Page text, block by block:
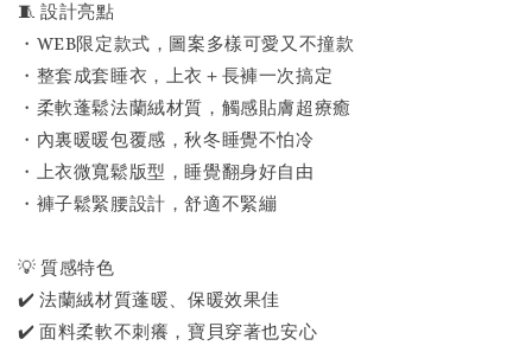
🧵 設計亮點
・WEB限定款式，圖案多樣可愛又不撞款
・整套成套睡衣，上衣＋長褲一次搞定
・柔軟蓬鬆法蘭絨材質，觸感貼膚超療癒
・內裏暖暖包覆感，秋冬睡覺不怕冷
・上衣微寬鬆版型，睡覺翻身好自由
・褲子鬆緊腰設計，舒適不緊繃
💡 質感特色
✔️ 法蘭絨材質蓬暖、保暖效果佳
✔️ 面料柔軟不刺癢，寶貝穿著也安心